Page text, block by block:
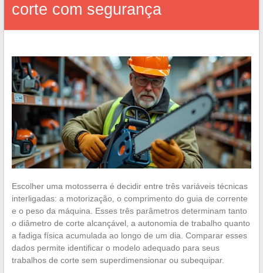
corte com segurança
Escolher uma motosserra é decidir entre três variáveis técnicas
interligadas: a motorização, o comprimento do guia de corrente
e o peso da máquina. Esses três parâmetros determinam tanto
o diâmetro de corte alcançável, a autonomia de trabalho quanto
a fadiga física acumulada ao longo de um dia. Comparar esses
dados permite identificar o modelo adequado para seus
trabalhos de corte sem superdimensionar ou subequipar.